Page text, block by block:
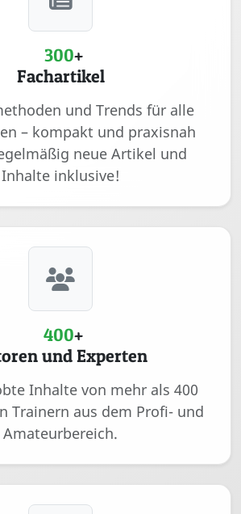
300+
Fachartikel
und Trends für alle
– kompakt und praxisnah
neue Artikel und
Inhalte inklusive!
400+
und Experten
Inhalte von mehr als 400
Trainern aus dem Profi- und
Amateurbereich.